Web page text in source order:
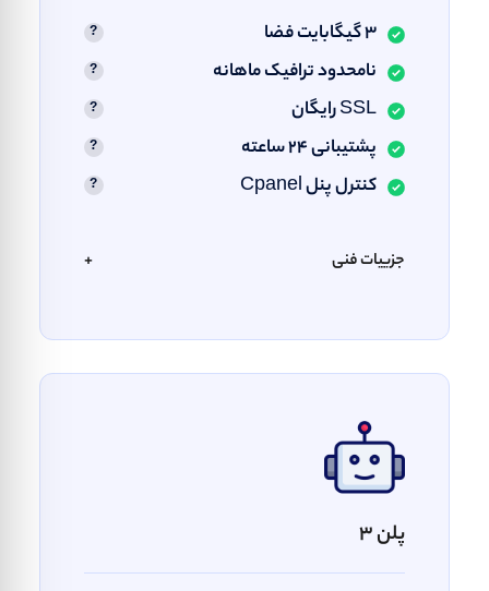
3 گیگابایت فضا
نامحدود ترافیک ماهانه
SSL رایگان
پشتیبانی ۲۴ ساعته
کنترل پنل Cpanel
جزییات فنی +
پلن 3